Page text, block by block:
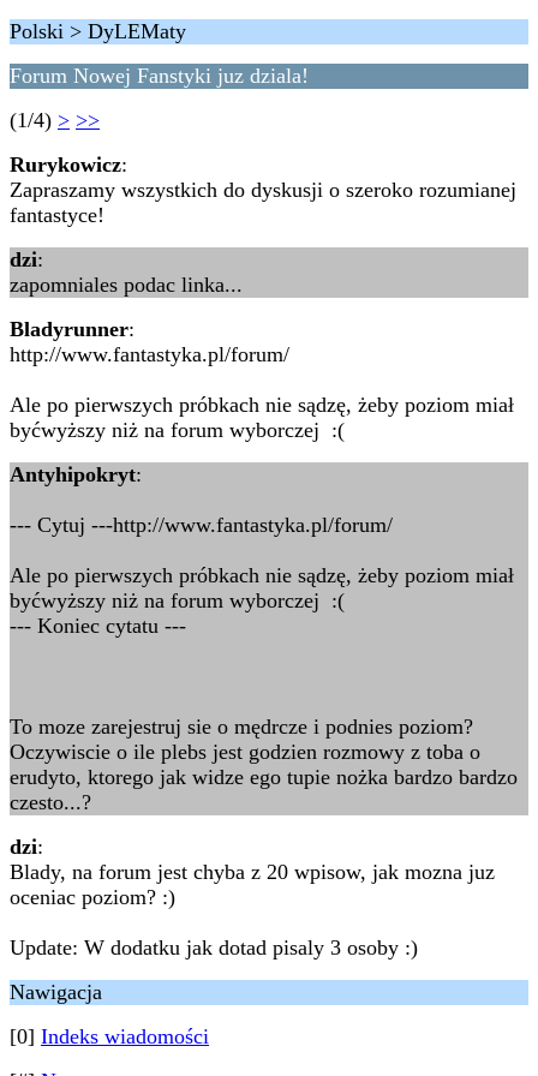
Polski > DyLEMaty
Forum Nowej Fanstyki juz dziala!
(1/4) > >>
Rurykowicz:
Zapraszamy wszystkich do dyskusji o szeroko rozumianej
fantastyce!
dzi:
zapomniales podac linka...
Bladyrunner:
http://www.fantastyka.pl/forum/
Ale po pierwszych próbkach nie sądzę, żeby poziom miał
byćwyższy niż na forum wyborczej :(
Antyhipokryt:
--- Cytuj ---http://www.fantastyka.pl/forum/
Ale po pierwszych próbkach nie sądzę, żeby poziom miał
byćwyższy niż na forum wyborczej :(
--- Koniec cytatu ---
To moze zarejestruj sie o mędrcze i podnies poziom?
Oczywiscie o ile plebs jest godzien rozmowy z toba o
erudyto, ktorego jak widze ego tupie nożka bardzo bardzo
czesto...?
dzi:
Blady, na forum jest chyba z 20 wpisow, jak mozna juz
oceniac poziom? :)
Update: W dodatku jak dotad pisaly 3 osoby :)
Nawigacja
[0] Indeks wiadomości